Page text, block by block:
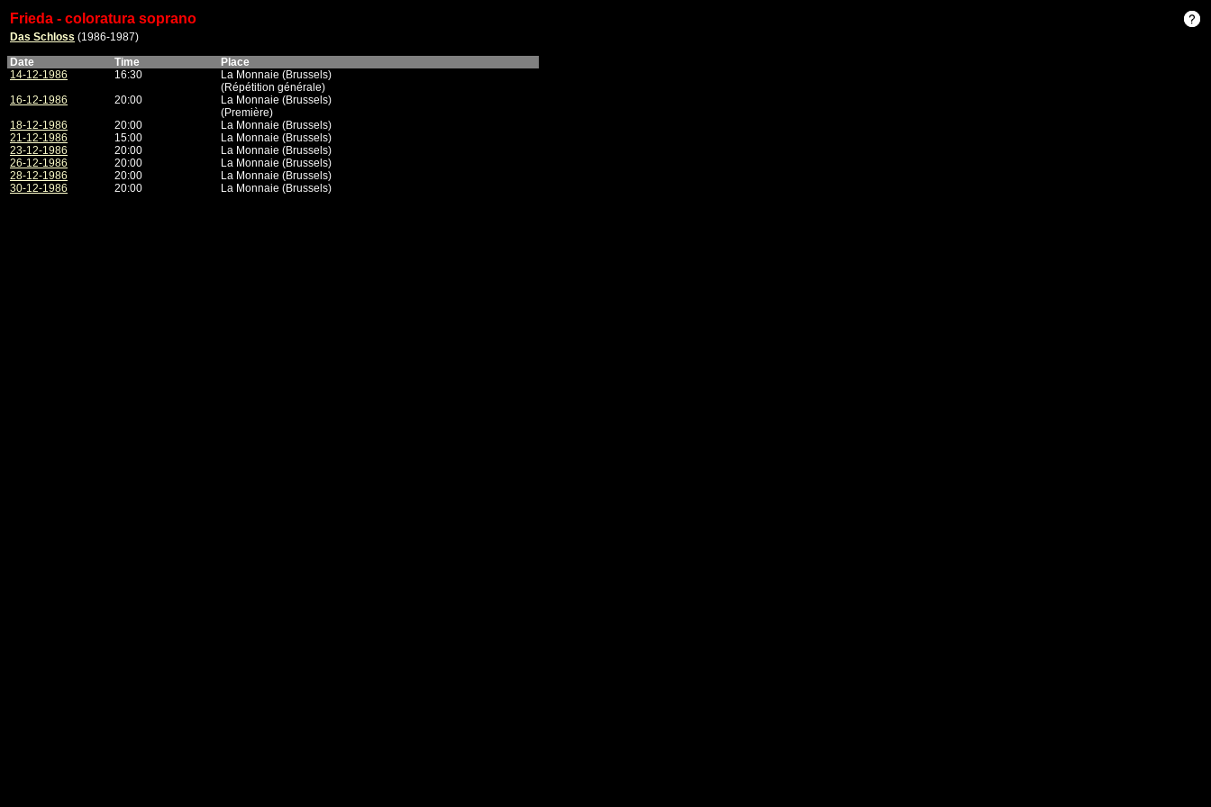
Frieda - coloratura soprano
Das Schloss (1986-1987)
Date
Time
Place
14-12-1986
16:30
La Monnaie (Brussels)
(Répétition générale)
16-12-1986
20:00
La Monnaie (Brussels)
(Première)
18-12-1986
20:00
La Monnaie (Brussels)
21-12-1986
15:00
La Monnaie (Brussels)
23-12-1986
20:00
La Monnaie (Brussels)
26-12-1986
20:00
La Monnaie (Brussels)
28-12-1986
20:00
La Monnaie (Brussels)
30-12-1986
20:00 La Monnaie (Brussels)